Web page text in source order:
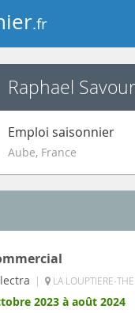
.fr
Raphael
Emploi saisonnier
Aube, France
| LA LOUPTIERE-
2023 à août 2024